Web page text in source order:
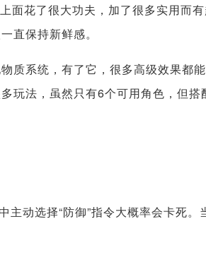
面花了很大功夫，加了很多实用而
直保持新鲜感。
质系统，有了它，很多高级效果都
玩法，虽然只有6个可用角色，但
主动选择“防御”指令大概率会卡死